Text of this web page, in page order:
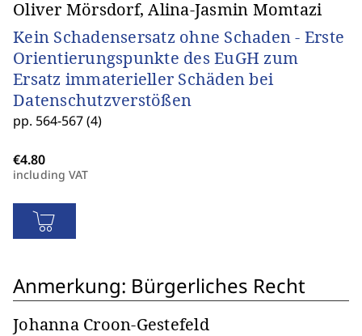
Oliver Mörsdorf, Alina-Jasmin Momtazi
Kein Schadensersatz ohne Schaden - Erste
Orientierungspunkte des EuGH zum
Ersatz immaterieller Schäden bei
Datenschutzverstößen
pp. 564-567 (4)
including VAT
Anmerkung: Bürgerliches Recht
Johanna Croon-Gestefeld